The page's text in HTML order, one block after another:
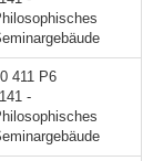
411 P6
-